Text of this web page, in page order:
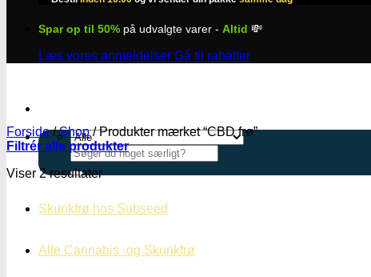
Spar op til 50% på udvalgte varer - Altid 💸
Læs vores anmeldelser Gå til rabatter
Søg
efter:
Skunkfrø hos Subseed
Alle Cannabis -og Skunkfrø
Forside / Shop /Produkter mærket “CBD frø”
Filtrér alle produkter
Viser 2 resultater